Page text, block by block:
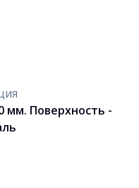
мм. Поверхность -